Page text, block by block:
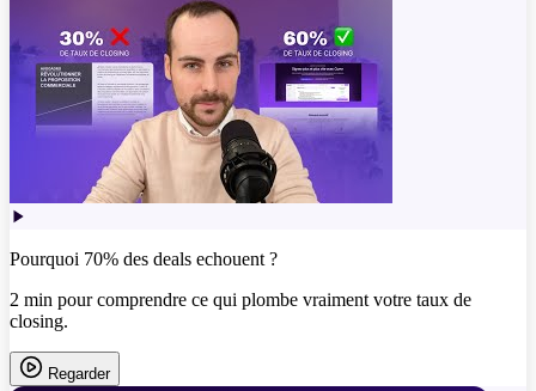
Pourquoi 70% des deals echouent ?
2 min pour comprendre ce qui plombe vraiment votre taux de
closing.
Regarder